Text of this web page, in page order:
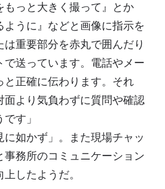
もっと大きく撮って』とか
ように』などと画像に指示を
重要部分を赤丸で囲んだり
で送っています。電話やメー
と正確に伝わります。それ
面より気負わずに質問や確認
す」
に如かず」。また現場チャッ
事務所のコミュニケーション
したようだ。